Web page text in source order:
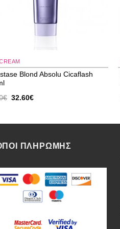
Blond Absolu Cicaflash
€ Original
32.60€Η
32.60€.
ΠΛΗΡΩΜΗΣ